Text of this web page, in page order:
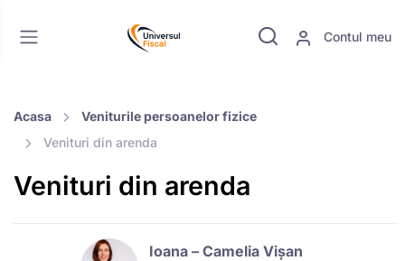
Contul meu
Acasa
Veniturile persoanelor fizice
Venituri din arenda
Venituri din arenda
Ioana – Camelia Vișan